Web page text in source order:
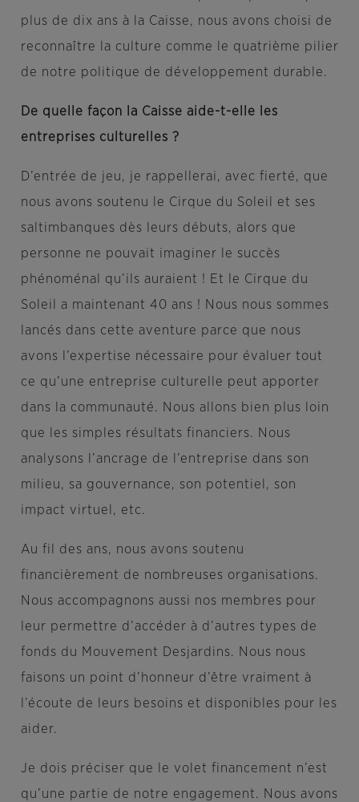
plus de dix ans à la Caisse, nous avons choisi de
reconnaître la culture comme le quatrième pilier
de notre politique de développement durable.
De quelle façon la Caisse aide-t-elle les
entreprises culturelles ?
D’entrée de jeu, je rappellerai, avec fierté, que
nous avons soutenu le Cirque du Soleil et ses
saltimbanques dès leurs débuts, alors que
personne ne pouvait imaginer le succès
phénoménal qu’ils auraient ! Et le Cirque du
Soleil a maintenant 40 ans ! Nous nous sommes
lancés dans cette aventure parce que nous
avons l’expertise nécessaire pour évaluer tout
ce qu’une entreprise culturelle peut apporter
dans la communauté. Nous allons bien plus loin
que les simples résultats financiers. Nous
analysons l’ancrage de l’entreprise dans son
milieu, sa gouvernance, son potentiel, son
impact virtuel, etc.
Au fil des ans, nous avons soutenu
financièrement de nombreuses organisations.
Nous accompagnons aussi nos membres pour
leur permettre d’accéder à d’autres types de
fonds du Mouvement Desjardins. Nous nous
faisons un point d’honneur d’être vraiment à
l’écoute de leurs besoins et disponibles pour les
aider.
Je dois préciser que le volet financement n’est
qu’une partie de notre engagement. Nous avons